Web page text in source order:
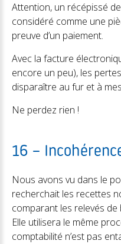
Attention, un récépissé
considéré comme une
preuve d’un paiement.
Avec la facture
encore un peu), les
disparaître au fur et à
Ne perdez rien !
16 –
Nous avons vu dans le
recherchait les recettes
comparant les relevés
Elle utilisera le même
comptabilité n’est pas